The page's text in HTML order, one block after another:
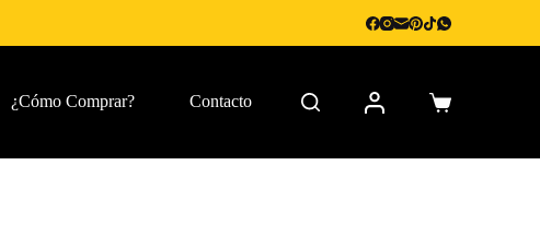
¿Cómo Comprar? Contacto
Carro